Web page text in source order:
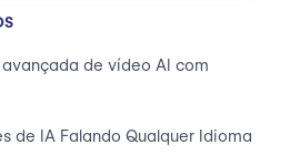
avançada de vídeo AI com
de IA Falando Qualquer Idioma